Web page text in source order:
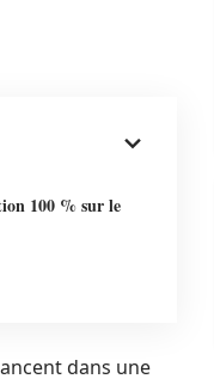
100 % sur le
dans une